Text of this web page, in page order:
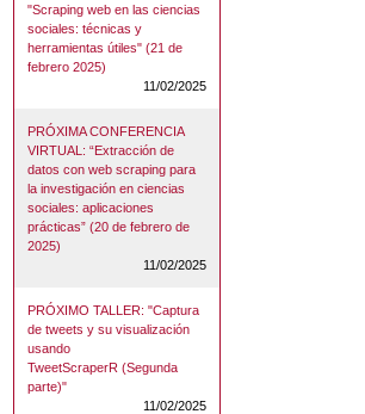
"Scraping web en las ciencias
sociales: técnicas y
herramientas útiles" (21 de
febrero 2025)
11/02/2025
PRÓXIMA CONFERENCIA
VIRTUAL: “Extracción de
datos con web scraping para
la investigación en ciencias
sociales: aplicaciones
prácticas” (20 de febrero de
2025)
11/02/2025
PRÓXIMO TALLER: "Captura
de tweets y su visualización
usando
TweetScraperR (Segunda
parte)"
11/02/2025